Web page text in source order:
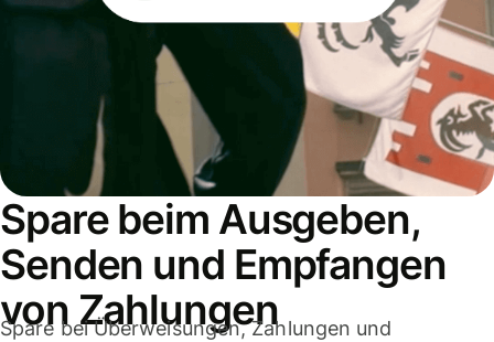
Spare beim Ausgeben,
Senden und Empfangen
von Zahlungen
Spare bei Überweisungen, Zahlungen und